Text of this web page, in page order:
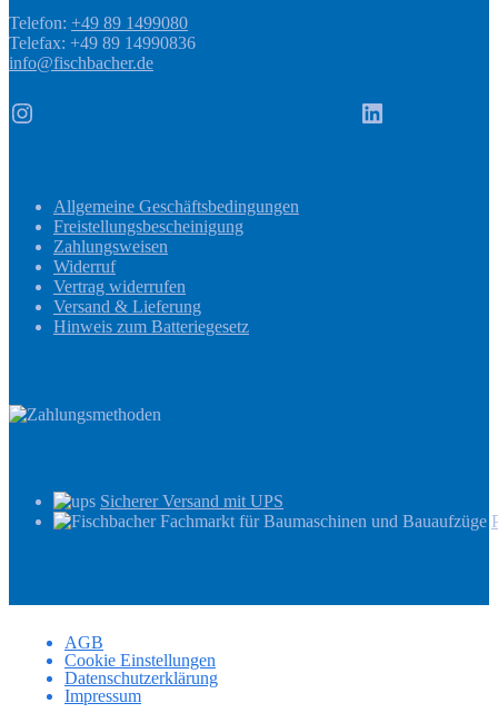
Telefon: +49 89 1499080
Telefax: +49 89 14990836
info@fischbacher.de
Instagram LinkedIn
Allgemeine Geschäftsbedingungen
Freistellungsbescheinigung
Zahlungsweisen
Widerruf
Vertrag widerrufen
Versand & Lieferung
Hinweis zum Batteriegesetz
Sicherer Versand mit UPS
AGB
Cookie Einstellungen
Datenschutzerklärung
Impressum